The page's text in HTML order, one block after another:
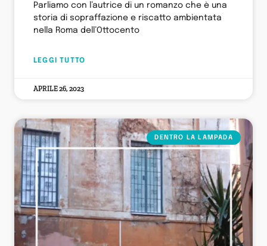
Parliamo con l’autrice di un romanzo che è una
storia di sopraffazione e riscatto ambientata
nella Roma dell’Ottocento
LEGGI TUTTO
APRILE 26, 2023
DENTRO LA LAMPADA